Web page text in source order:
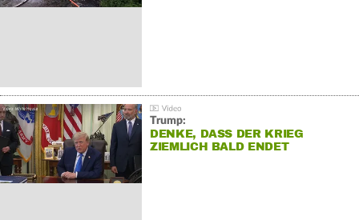
Trump:
DENKE, DASS DER KRIEG
ZIEMLICH BALD ENDET